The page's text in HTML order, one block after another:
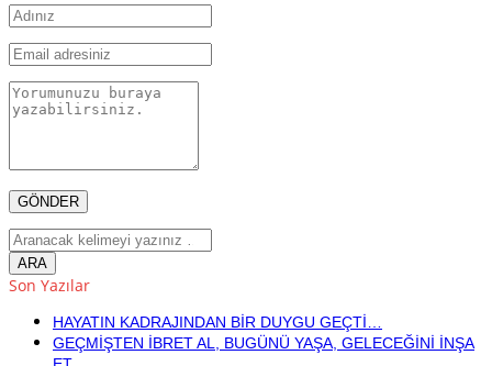
Son Yazılar
HAYATIN KADRAJINDAN BİR DUYGU GEÇTİ…
GEÇMİŞTEN İBRET AL, BUGÜNÜ YAŞA, GELECEĞİNİ İNŞA